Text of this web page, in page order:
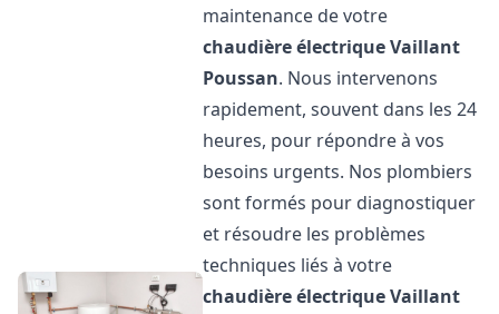
maintenance de votre
chaudière électrique Vaillant
Poussan. Nous intervenons
rapidement, souvent dans les 24
heures, pour répondre à vos
besoins urgents. Nos plombiers
sont formés pour diagnostiquer
et résoudre les problèmes
techniques liés à votre
chaudière électrique Vaillant